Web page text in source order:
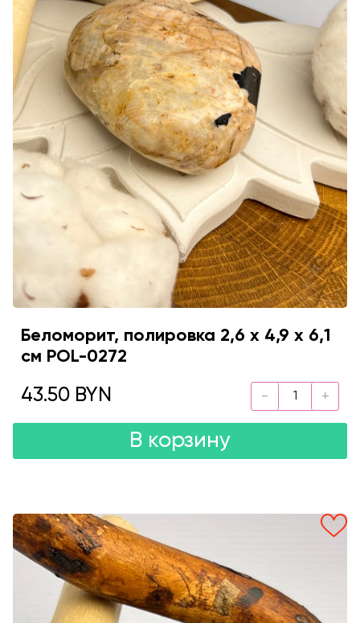
Беломорит, полировка 2,6 х 4,9 х 6,1
см POL-0272
43.50 BYN
В корзину